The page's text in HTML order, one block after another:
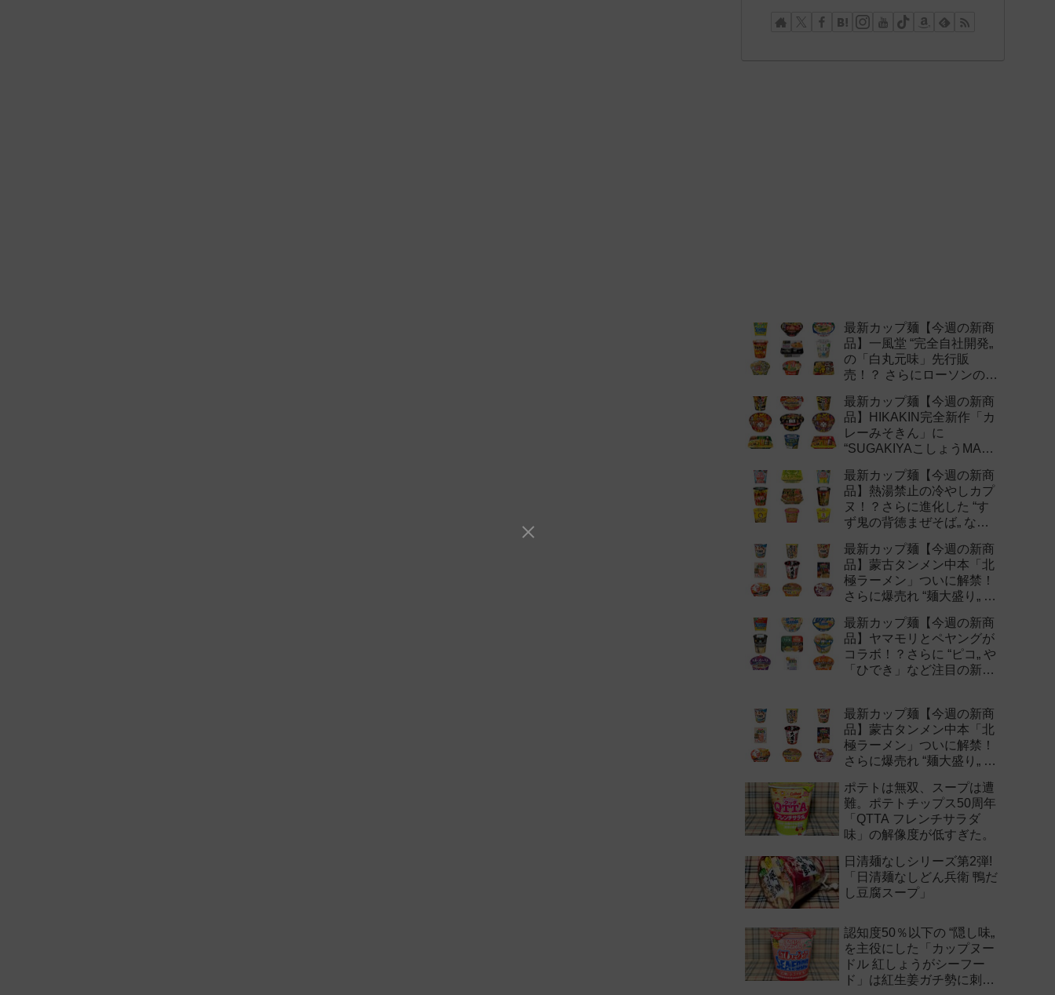
最新カップ麺【今週の新商
品】一風堂 “完全自社開発„
の「白丸元味」先行販
売！？ さらにローソンの激
新作まとめ！
最新カップ麺【今週の新商
品】HIKAKIN完全新作「カ
レーみそきん」に
“SUGAKIYAこしょうMAX„
最新カップ麺【今週の新商
品】熱湯禁止の冷やしカプ
ヌ！？さらに進化した “す
ず鬼の背徳まぜそば„ など
最新カップ麺【今週の新商
品】蒙古タンメン中本「北
極ラーメン」ついに解禁！
さらに爆売れ “麺大盛り„ シ
作まとめ！
最新カップ麺【今週の新商
品】ヤマモリとペヤングが
コラボ！？さらに “ピコ„ や
「ひでき」など注目の新作
最新カップ麺【今週の新商
品】蒙古タンメン中本「北
極ラーメン」ついに解禁！
さらに爆売れ “麺大盛り„ シ
作まとめ！
ポテトは無双、スープは遭
難。ポテトチップス50周年
「QTTA フレンチサラダ
味」の解像度が低すぎた。
日清麺なしシリーズ第2弾!
「日清麺なしどん兵衛 鴨だ
し豆腐スープ」
認知度50％以下の “隠し味„
を主役にした「カップヌー
ドル 紅しょうがシーフー
ド」は紅生姜ガチ勢に刺さ